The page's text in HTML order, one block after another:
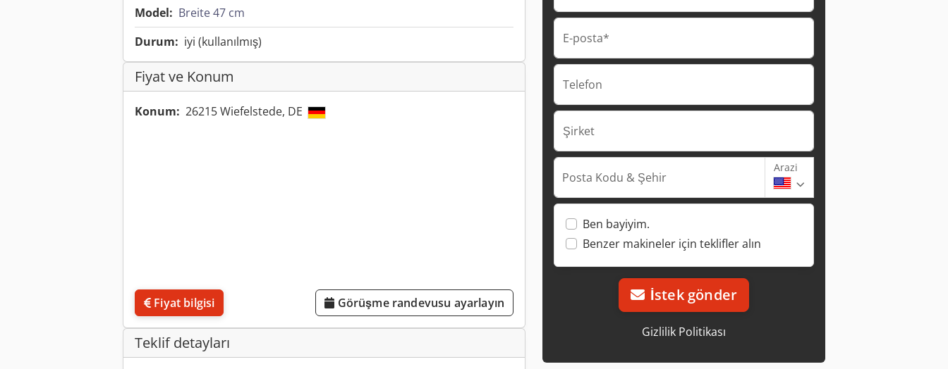
Model: Breite 47 cm
Durum: iyi (kullanılmış)
Fiyat ve Konum
Konum: 26215 Wiefelstede, DE
Fiyat bilgisi Görüşme randevusu ayarlayın
Teklif detayları
E-posta*
Telefon
Şirket
Posta Kodu & Şehir
Arazi
Ben bayiyim.
Benzer makineler için teklifler alın
İstek gönder
Gizlilik Politikası